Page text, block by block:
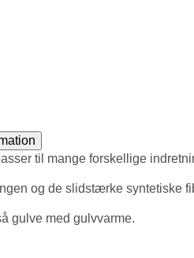
til mange forskellige
og de slidstærke syntetiske
gulve med gulvvarme.